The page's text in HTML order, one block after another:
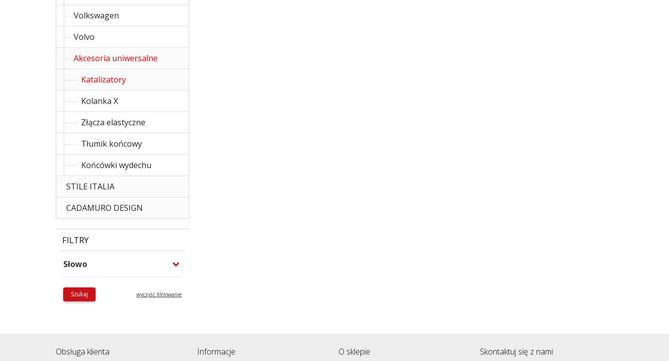
Volkswagen
Volvo
Akcesoria uniwersalne
Katalizatory
Kolanka X
Złącza elastyczne
Tłumik końcowy
Końcówki wydechu
STILE ITALIA
CADAMURO DESIGN
FILTRY
Słowo
Szukaj wyczyść filtrowanie
Obsługa klienta Informacje O sklepie Skontaktuj się z nami